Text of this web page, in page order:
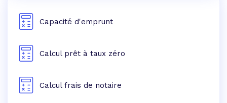
Capacité d'emprunt
Calcul prêt à taux zéro
Calcul frais de notaire